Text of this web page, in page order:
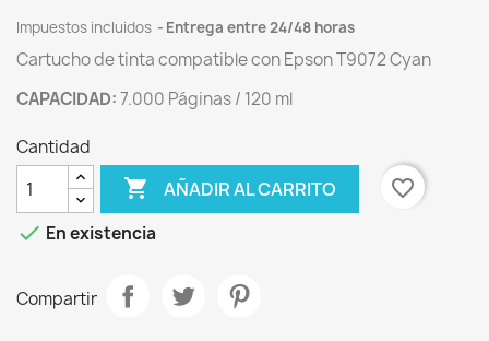
Impuestos incluidos Entrega entre 24/48 horas
Cartucho de tinta compatible con Epson T9072 Cyan
CAPACIDAD:7.000 Páginas / 120 ml
Cantidad
 AÑADIR AL CARRITO
favorite_border
 En existencia
Compartir